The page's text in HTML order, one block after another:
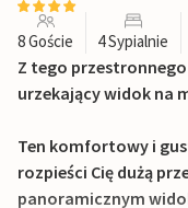
8 Goście 4 Sypialnie
Z tego
urzekający widok na
Ten komfortowy i
rozpieści Cię dużą
panoramicznym